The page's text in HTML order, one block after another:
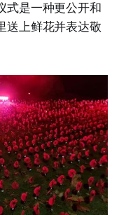
式是一种更公开和
送上鲜花并表达敬